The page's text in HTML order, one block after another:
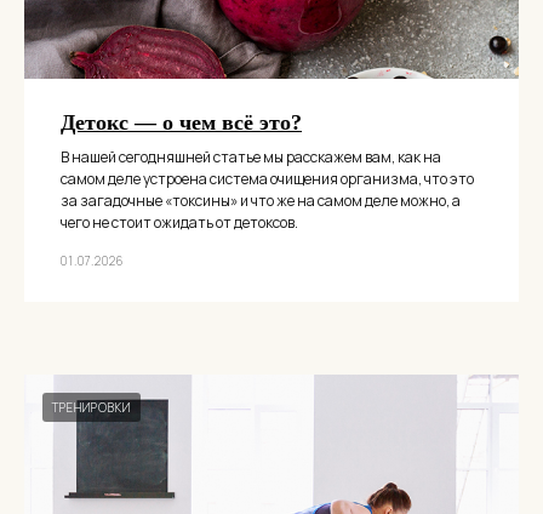
Детокс — о чем всё это?
В нашей сегодняшней статье мы расскажем вам, как на
самом деле устроена система очищения организма, что это
за загадочные «токсины» и что же на самом деле можно, а
чего не стоит ожидать от детоксов.
01.07.2026
ТРЕНИРОВКИ